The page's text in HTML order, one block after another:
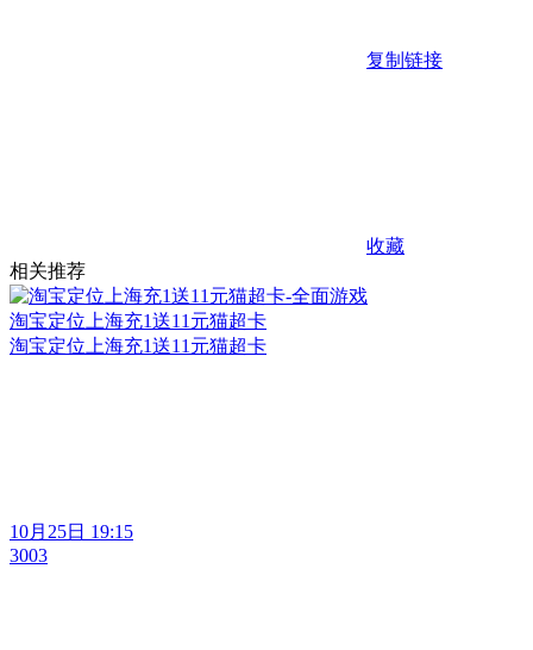
复制链接
收藏
相关推荐
淘宝定位上海充1送11元猫超卡
淘宝定位上海充1送11元猫超卡
10月25日 19:15
3003